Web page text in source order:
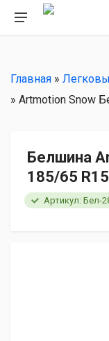
Главная »
» Artmotion Snow
Белшина
185/65
Артикул: Бел-